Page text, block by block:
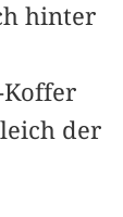
hinter
Koffer
der